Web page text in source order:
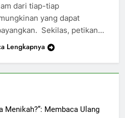
dari tiap-tiap
yang dapat
Sekilas, petikan…
Lengkapnya
Menikah?”: Membaca Ulang